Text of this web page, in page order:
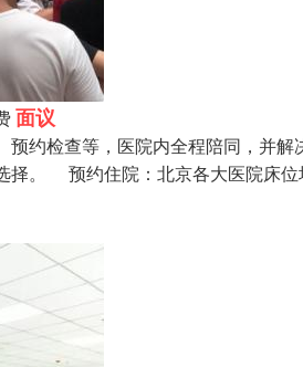
面议
预约检查等，医院内全程陪同，并
择。 预约住院：北京各大医院床